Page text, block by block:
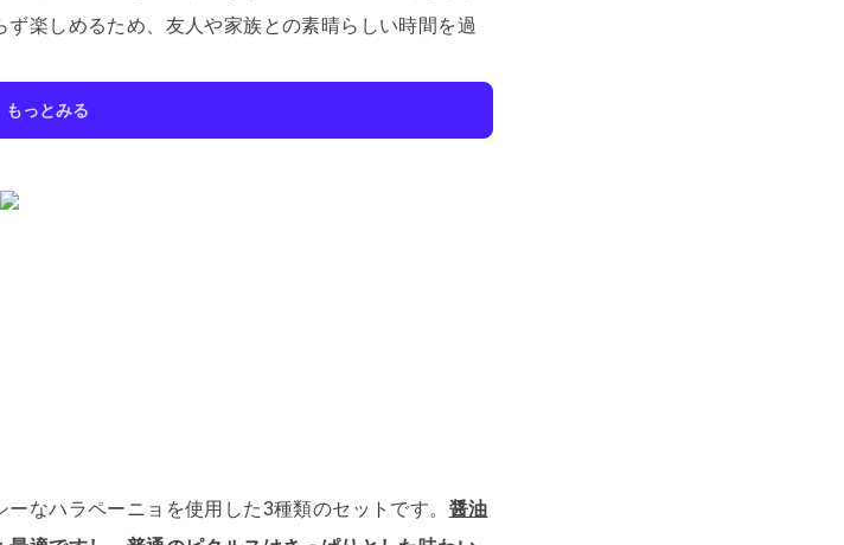
ず楽しめるため、友人や家族との素晴らしい時間を過
もっとみる
なハラペーニョを使用した3種類のセットです。 醤油